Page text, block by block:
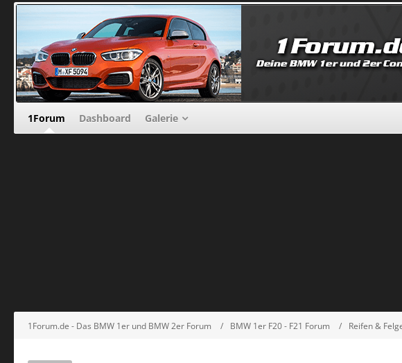
1Forum Dashboard Galerie
1Forum.de - Das BMW 1er und BMW 2er Forum BMW 1er F20 - F21 Forum Reifen &